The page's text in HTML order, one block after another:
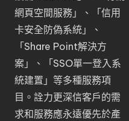
網頁空間服務 」、「 信用
卡安全防偽系統 」、
「 Share Point解決方
案 」、「 SSO單一登入系
統建置 」等多種服務項
目。詮力更深信客戶的需
求和服務應永遠優先於產